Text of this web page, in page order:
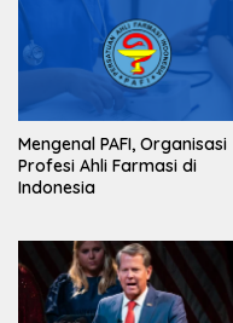
Mengenal PAFI, Organisasi
Profesi Ahli Farmasi di
Indonesia